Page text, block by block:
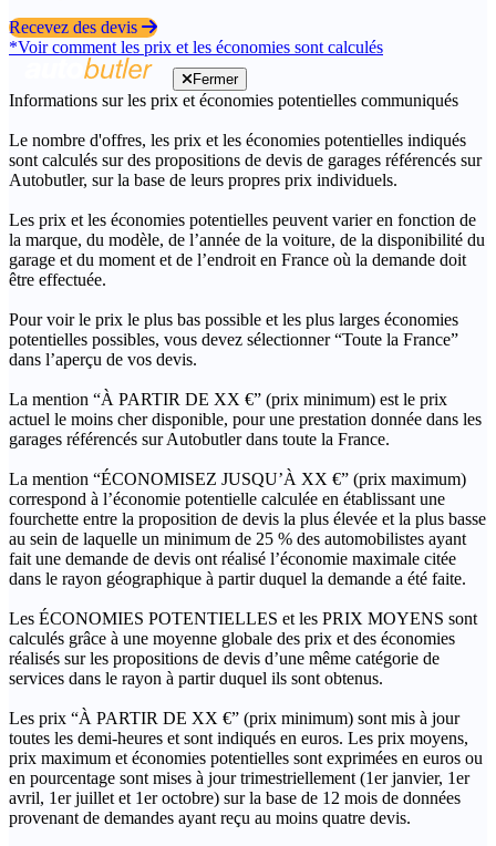
Recevez des devis
*Voir comment les prix et les économies sont calculés
Fermer
Informations sur les prix et économies potentielles communiqués
Le nombre d'offres, les prix et les économies potentielles indiqués
sont calculés sur des propositions de devis de garages référencés sur
Autobutler, sur la base de leurs propres prix individuels.
Les prix et les économies potentielles peuvent varier en fonction de
la marque, du modèle, de l’année de la voiture, de la disponibilité du
garage et du moment et de l’endroit en France où la demande doit
être effectuée.
Pour voir le prix le plus bas possible et les plus larges économies
potentielles possibles, vous devez sélectionner “Toute la France”
dans l’aperçu de vos devis.
La mention “À PARTIR DE XX €” (prix minimum) est le prix
actuel le moins cher disponible, pour une prestation donnée dans les
garages référencés sur Autobutler dans toute la France.
La mention “ÉCONOMISEZ JUSQU’À XX €” (prix maximum)
correspond à l’économie potentielle calculée en établissant une
fourchette entre la proposition de devis la plus élevée et la plus basse
au sein de laquelle un minimum de 25 % des automobilistes ayant
fait une demande de devis ont réalisé l’économie maximale citée
dans le rayon géographique à partir duquel la demande a été faite.
Les ÉCONOMIES POTENTIELLES et les PRIX MOYENS sont
calculés grâce à une moyenne globale des prix et des économies
réalisés sur les propositions de devis d’une même catégorie de
services dans le rayon à partir duquel ils sont obtenus.
Les prix “À PARTIR DE XX €” (prix minimum) sont mis à jour
toutes les demi-heures et sont indiqués en euros. Les prix moyens,
prix maximum et économies potentielles sont exprimées en euros ou
en pourcentage sont mises à jour trimestriellement (1er janvier, 1er
avril, 1er juillet et 1er octobre) sur la base de 12 mois de données
provenant de demandes ayant reçu au moins quatre devis.